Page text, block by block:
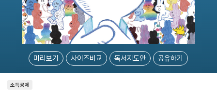
미리보기 사이즈비교 독서지도안 공유하기
소득공제